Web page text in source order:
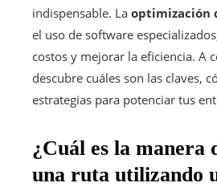
indispensable. La optimización
el uso de software
costos y mejorar la eficiencia. A
descubre cuáles son las claves,
estrategias para potenciar tus
¿Cuál es la manera
una ruta utilizando